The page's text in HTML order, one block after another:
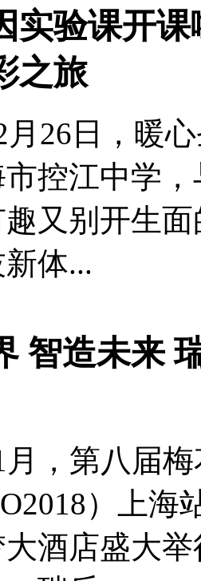
实验课开
之旅
月26日，暖
控江中学
又别开生
体...
智造未来
，第八届
）上
酒店盛大